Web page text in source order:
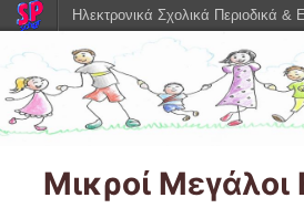
Μικροί Μεγάλοι
Ηλεκτρονικά Σχολικά Περιοδικά &